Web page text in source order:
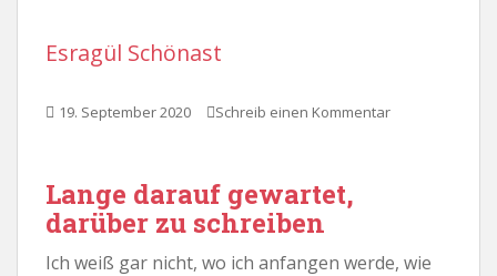
Esragül Schönast
19. September 2020 Schreib einen Kommentar
Lange darauf gewartet,
darüber zu schreiben
Ich weiß gar nicht, wo ich anfangen werde, wie